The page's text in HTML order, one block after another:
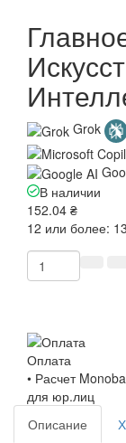
Grok
В наличии
152.04 ₴
12 или более:
Оплата
• Расчет
для юр.лиц
Описание